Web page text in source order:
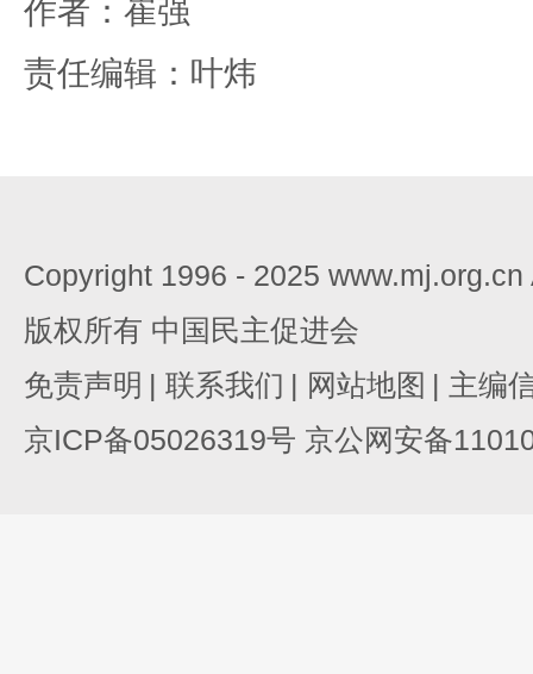
作者：崔强
责任编辑：叶炜
Copyright 1996 - 2025
版权所有 中国民主促进会
免责声明 | 联系我们 | 网站地图 | 主编
京ICP备05026319号 京公网安备